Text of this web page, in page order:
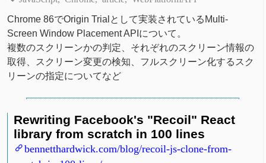
Chrome 86でOrigin Trialとして実装されているMulti-
Screen Window Placement APIについて。
複数のスクリーンかの判定、それぞれのスクリーン情報の
取得、スクリーン変更の検知、フルスクリーン化するスク
リーンの指定についてなど
Rewriting Facebook's "Recoil" React
library from scratch in 100 lines
bennetthardwick.com/blog/recoil-js-clone-from-